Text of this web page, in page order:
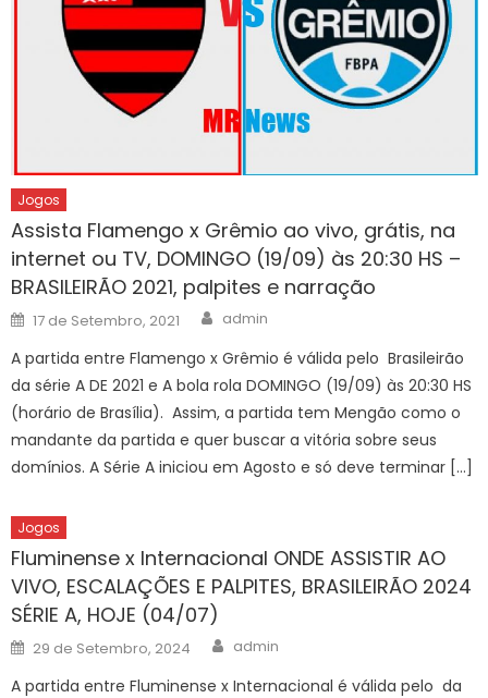
Jogos
Assista Flamengo x Grêmio ao vivo, grátis, na
internet ou TV, DOMINGO (19/09) às 20:30 HS –
BRASILEIRÃO 2021, palpites e narração
Posted
on
17 de Setembro, 2021 Author
admin
A partida entre Flamengo x Grêmio é válida pelo Brasileirão
da série A DE 2021 e A bola rola DOMINGO (19/09) às 20:30 HS
(horário de Brasília). Assim, a partida tem Mengão como o
mandante da partida e quer buscar a vitória sobre seus
domínios. A Série A iniciou em Agosto e só deve terminar […]
Jogos
Fluminense x Internacional ONDE ASSISTIR AO
VIVO, ESCALAÇÕES E PALPITES, BRASILEIRÃO 2024
SÉRIE A, HOJE (04/07)
Posted
on
29 de Setembro, 2024 Author
admin
A partida entre Fluminense x Internacional é válida pelo da